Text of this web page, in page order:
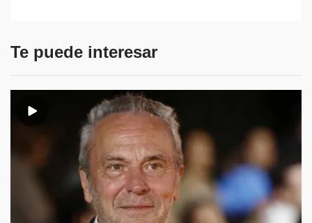
Te puede interesar